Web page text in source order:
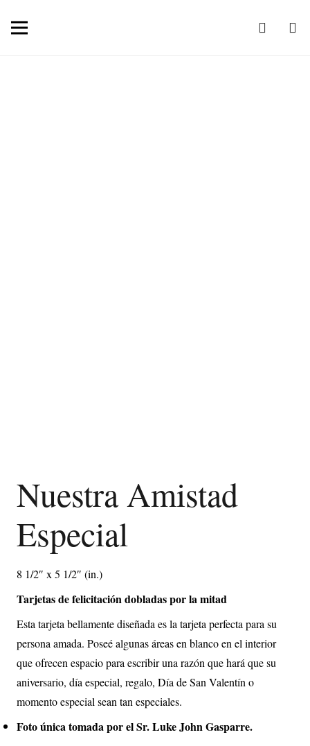
Nuestra Amistad
Especial
8 1/2″ x 5 1/2″ (in.)
Tarjetas de felicitación dobladas por la mitad
Esta tarjeta bellamente diseñada es la tarjeta perfecta para su
persona amada. Poseé algunas áreas en blanco en el interior
que ofrecen espacio para escribir una razón que hará que su
aniversario, día especial, regalo, Día de San Valentín o
momento especial sean tan especiales.
Foto única tomada por el Sr. Luke John Gasparre.